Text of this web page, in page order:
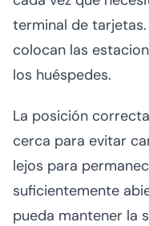
terminal de
colocan las
los huéspedes.
La posición
cerca para evitar
lejos para
suficientemente
pueda mantener la